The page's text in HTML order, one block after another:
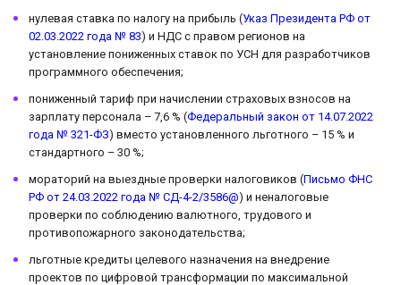
нулевая ставка по налогу на прибыль (Указ Президента РФ от
02.03.2022 года № 83) и НДС с правом регионов на
установление пониженных ставок по УСН для разработчиков
программного обеспечения;
пониженный тариф при начислении страховых взносов на
зарплату персонала – 7,6 % (Федеральный закон от 14.07.2022
года № 321-ФЗ) вместо установленного льготного – 15 % и
стандартного – 30 %;
мораторий на выездные проверки налоговиков (Письмо ФНС
РФ от 24.03.2022 года № СД-4-2/3586@) и неналоговые
проверки по соблюдению валютного, трудового и
противопожарного законодательства;
льготные кредиты целевого назначения на внедрение
проектов по цифровой трансформации по максимальной